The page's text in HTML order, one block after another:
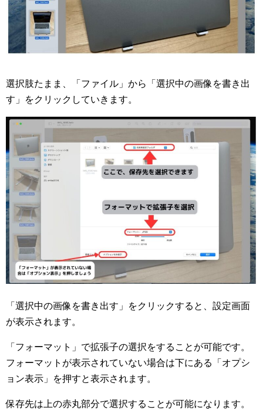
選択肢たまま、「ファイル」から「選択中の画像を書き出
す」をクリックしていきます。
「選択中の画像を書き出す」をクリックすると、設定画面
が表示されます。
「フォーマット」で拡張子の選択をすることが可能です。
フォーマットが表示されていない場合は下にある「オプシ
ョン表示」を押すと表示されます。
保存先は上の赤丸部分で選択することが可能になります。